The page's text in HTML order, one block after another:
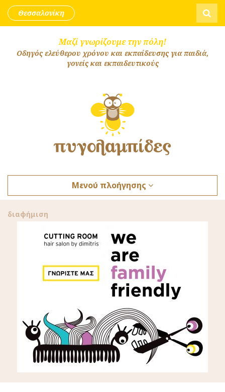
Skip to content
Θεσσαλονίκη
Μαζί γνωρίζουμε την πόλη!
Οδηγός ελεύθερου χρόνου και εκπαίδευσης για παιδιά,
γονείς και εκπαιδευτικούς
Μενού πλοήγησης
διαφήμιση